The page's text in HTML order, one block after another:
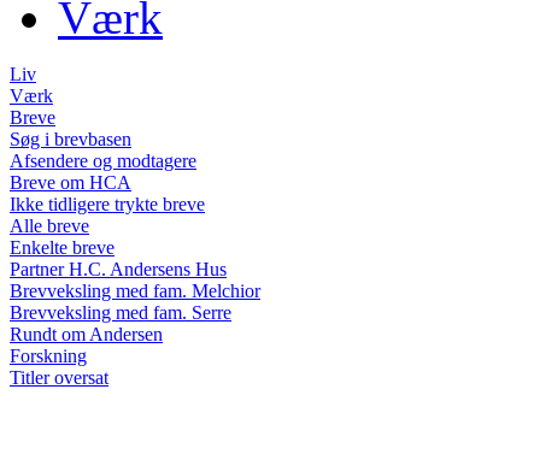
Værk
Liv
Værk
Breve
Søg i brevbasen
Afsendere og modtagere
Breve om HCA
Ikke tidligere trykte breve
Alle breve
Enkelte breve
Partner H.C. Andersens Hus
Brevveksling med fam. Melchior
Brevveksling med fam. Serre
Rundt om Andersen
Forskning
Titler oversat